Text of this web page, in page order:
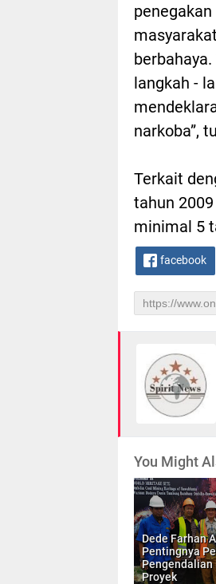
langkah -
narkoba”,
Terkait
tahun
minimal 5
facebook
You Might
Dede Farhan
Pentingnya
Pengendalian
Proyek